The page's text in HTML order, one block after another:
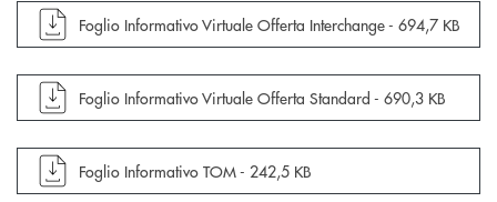
apre documento in una nuova finestra
Foglio Informativo Virtuale Offerta Interchange - 694,7 KB
apre documento in una nuova finestra
Foglio Informativo Virtuale Offerta Standard - 690,3 KB
apre documento in una nuova finestra
Foglio Informativo TOM - 242,5 KB